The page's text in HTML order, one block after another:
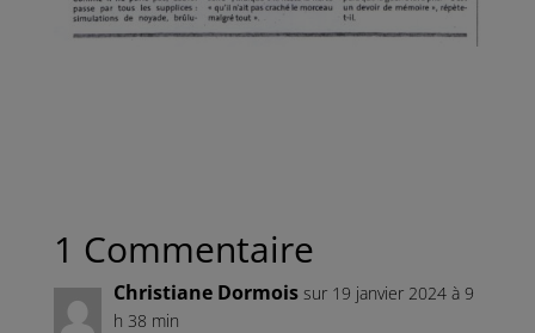
1 Commentaire
Christiane Dormois sur 19 janvier 2024 à 9
h 38 min